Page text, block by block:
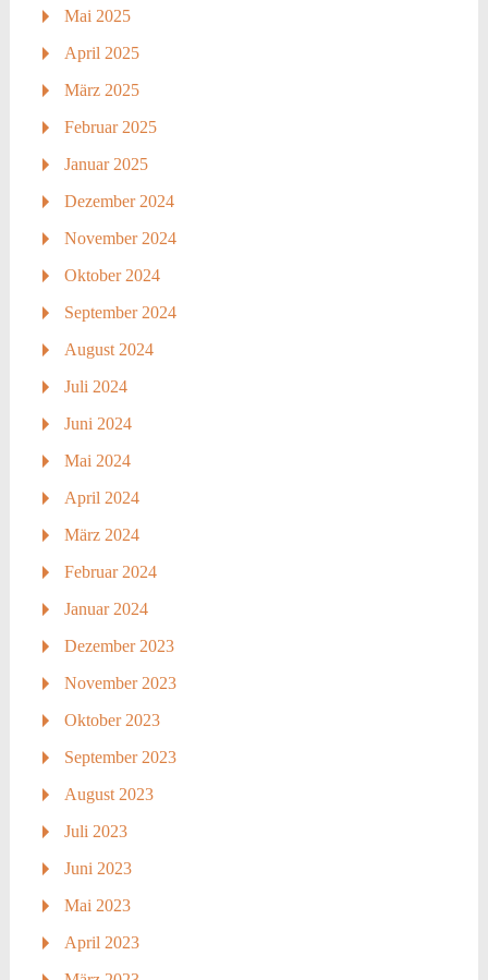
Mai 2025
April 2025
März 2025
Februar 2025
Januar 2025
Dezember 2024
November 2024
Oktober 2024
September 2024
August 2024
Juli 2024
Juni 2024
Mai 2024
April 2024
März 2024
Februar 2024
Januar 2024
Dezember 2023
November 2023
Oktober 2023
September 2023
August 2023
Juli 2023
Juni 2023
Mai 2023
April 2023